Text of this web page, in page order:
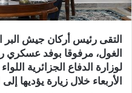
التقى رئيس أركان جيش البر
الغول، مرفوقا بوفد عسكري
لوزارة الدفاع الجزائرية
الأربعاء خلال زيارة يؤديها